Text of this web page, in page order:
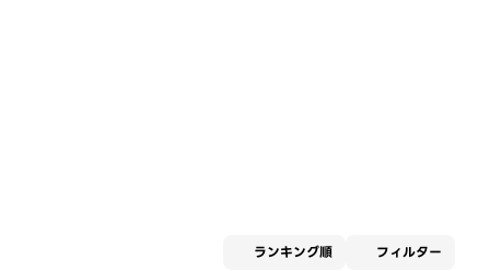
ランキング順 フィルター